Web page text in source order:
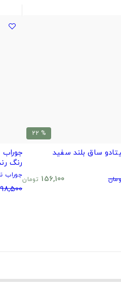
% 22
ساق بلند سفید
156,100 تومان
رنگ
جوراب